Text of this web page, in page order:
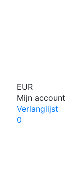
EUR
Mijn account
Verlanglijst
0